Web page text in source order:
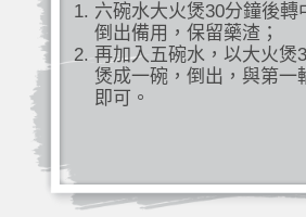
六碗水大火煲30分鐘後轉
倒出備用，保留藥渣；
再加入五碗水，以大火煲
煲成一碗，倒出，與第一
即可。